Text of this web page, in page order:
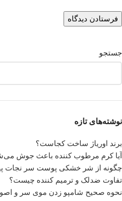
جستجو
نوشته‌های تازه
برند اوریاژ ساخت کجاست؟
آیا کرم مرطوب کننده باعث جوش
چگونه از شر خشکی پوست سر نجات
تفاوت ضدلک و ترمیم کننده چیست؟
نحوه صحیح شامپو زدن موی سر و